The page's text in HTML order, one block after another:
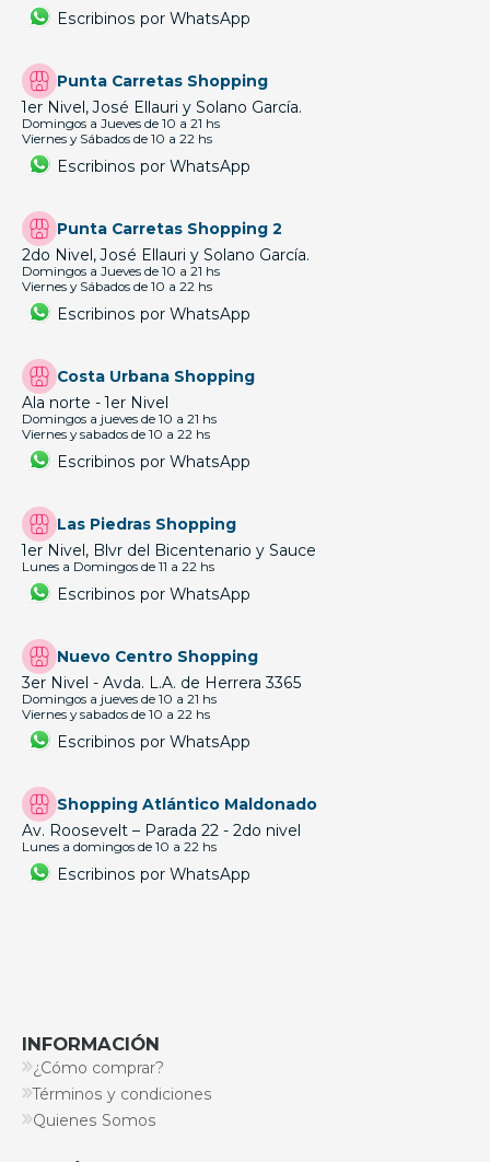
Escribinos por WhatsApp
Punta Carretas Shopping
1er Nivel, José Ellauri y Solano García.
Domingos a Jueves de 10 a 21 hs
Viernes y Sábados de 10 a 22 hs
Escribinos por WhatsApp
Punta Carretas Shopping 2
2do Nivel, José Ellauri y Solano García.
Domingos a Jueves de 10 a 21 hs
Viernes y Sábados de 10 a 22 hs
Escribinos por WhatsApp
Costa Urbana Shopping
Ala norte - 1er Nivel
Domingos a jueves de 10 a 21 hs
Viernes y sabados de 10 a 22 hs
Escribinos por WhatsApp
Las Piedras Shopping
1er Nivel, Blvr del Bicentenario y Sauce
Lunes a Domingos de 11 a 22 hs
Escribinos por WhatsApp
Nuevo Centro Shopping
3er Nivel - Avda. L.A. de Herrera 3365
Domingos a jueves de 10 a 21 hs
Viernes y sabados de 10 a 22 hs
Escribinos por WhatsApp
Shopping Atlántico Maldonado
Av. Roosevelt – Parada 22 - 2do nivel
Lunes a domingos de 10 a 22 hs
Escribinos por WhatsApp
INFORMACIÓN
¿Cómo comprar?
Términos y condiciones
Quienes Somos